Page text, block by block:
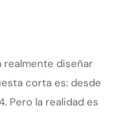
diseñar
corta es: desde
Pero la realidad es